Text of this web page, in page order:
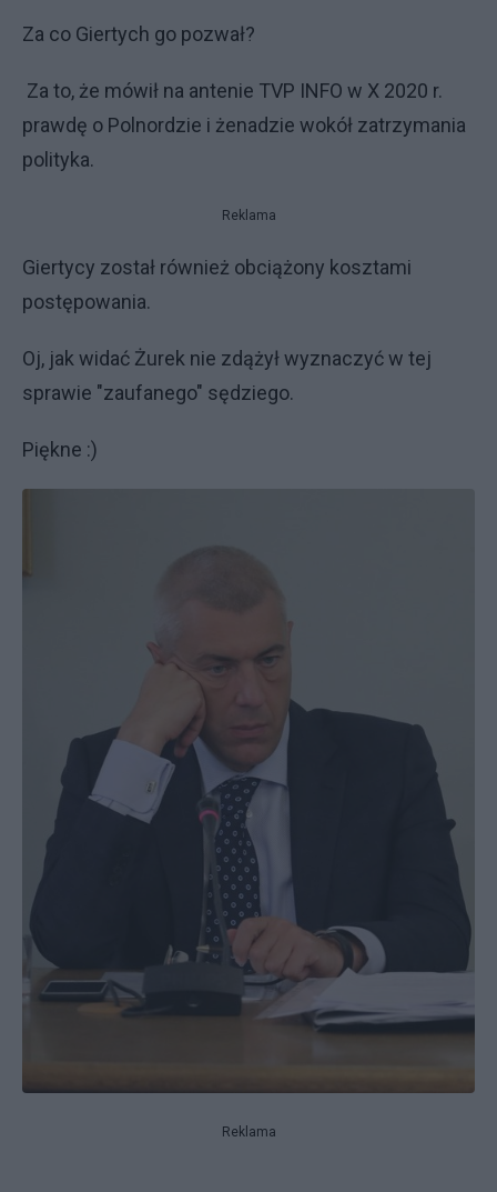
Za co Giertych go pozwał?
Za to, że mówił na antenie TVP INFO w X 2020 r.
prawdę o Polnordzie i żenadzie wokół zatrzymania
polityka.
Reklama
Giertycy został również obciążony kosztami
postępowania.
Oj, jak widać Żurek nie zdążył wyznaczyć w tej
sprawie "zaufanego" sędziego.
Piękne :)
Reklama